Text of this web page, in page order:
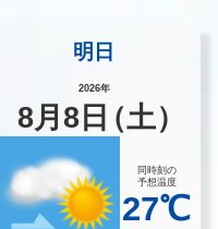
明日
2026年
8月8 日（土）
同時刻の
予想温度
27℃